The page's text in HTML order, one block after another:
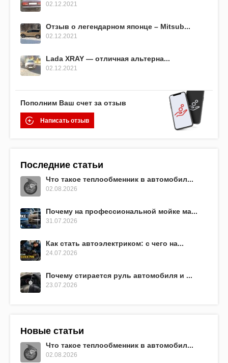
02.12.2021
Отзыв о легендарном японце – Mitsub...
02.12.2021
Lada XRAY — отличная альтерна...
02.12.2021
Пополним Ваш счет за отзыв
Написать отзыв
Последние статьи
Что такое теплообменник в автомобил...
02.08.2026
Почему на профессиональной мойке ма...
31.07.2026
Как стать автоэлектриком: с чего на...
24.07.2026
Почему стирается руль автомобиля и ...
23.07.2026
Новые статьи
Что такое теплообменник в автомобил...
02.08.2026